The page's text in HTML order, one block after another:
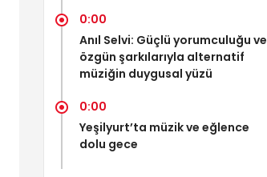
0:00
Anıl Selvi: Güçlü yorumculuğu ve
özgün şarkılarıyla alternatif
müziğin duygusal yüzü
0:00
Yeşilyurt’ta müzik ve eğlence
dolu gece